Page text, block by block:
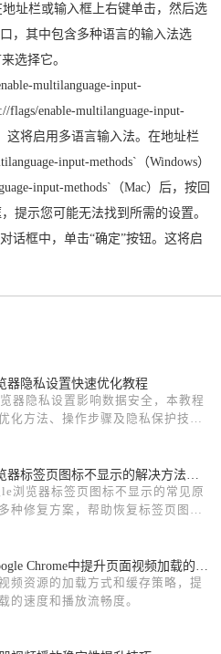
址栏或输入框上右键单击，然后选
，其中包含多种语言的输入法选
选择它。
multilanguage-input-
flags/enable-multilanguage-input-
这将启用多语言输入法。在地址栏
input-methods`（Windows）
input-methods`（Mac）后，按回
提示您可能无法找到所需的设置。
话框中，单击“确定”按钮。这将启
器隐私设置快速优化教程
器隐私设置影响数据安全，本教程
化方法、操作步骤及隐私保护技
浏览器标签页图标不显示的常见原
种修复方案，帮助恢复标签页图标
频资源的加载方式和缓存策略，提
的速度和播放流畅度。